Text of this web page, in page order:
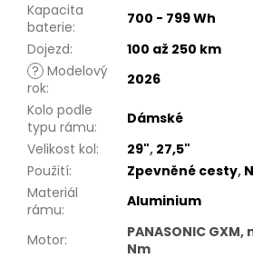
Kapacita
baterie:
700 - 799 Wh
Dojezd:
100 až 250 km
? Modelový
rok:
2026
Kolo podle
typu rámu:
Dámské
Velikost kol: 29", 27,5"
Použití: Zpevněné cesty,
Materiál
rámu: Aluminium
Motor:
PANASONIC
Nm